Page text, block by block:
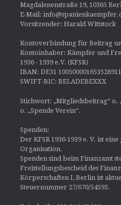
Magdalenenstraße 19, 10365
E-Mail:
Vorsitzender: Harald Wittstock
Kontoverbindung für Beitrag
Kontoinhaber: Kämpfer und
1936 - 1939 e.V. (KFSR)
IBAN: DE31 100500001653528911
SWIFT-BIC: BELADEBEXXX
Stichwort: „Mitgliedsbeitrag“ o.
o. „Spende Verein“.
Spenden:
Der KFSR 1936-1939 e. V. ist
Organisation.
Spenden sind beim Finanzamt
Freistellungsbescheid des
Körperschaften I, Berlin ist
Steuernummer 27/670/54593.